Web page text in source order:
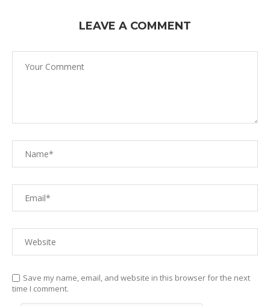
LEAVE A COMMENT
Save my name, email, and website in this browser for the next
time I comment.